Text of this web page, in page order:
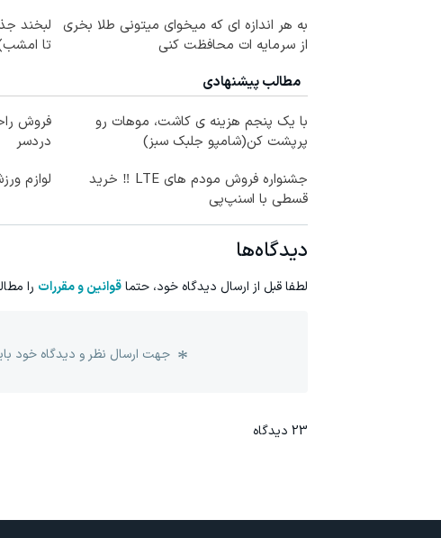
به هر اندازه ای که میخوای میتونی طلا بخری
از سرمایه ات محافظت کنی
لبخند
تا
مطالب پیشنهادی
با یک پنجم هزینه ی کاشت، موهات رو
پرپشت کن(شامپو جلبک سبز)
دردسر
جشنواره فروش مودم های LTE ‼️ خرید
قسطی با اسنپ‌پی
لوازم
دیدگاه‌ها
لطفا قبل از ارسال دیدگاه خود، حتماقوانین و مقررات را
جهت ارسال نظر و دیدگاه خود
23 دیدگاه